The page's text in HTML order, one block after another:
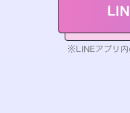
※LINEアプリ内